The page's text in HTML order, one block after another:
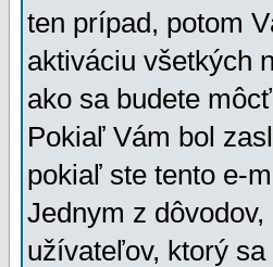
ten prípad, potom
aktiváciu všetkých
ako sa budete
Pokiaľ Vám bol
pokiaľ ste tento e-
Jednym z
užívateľov, ktorý